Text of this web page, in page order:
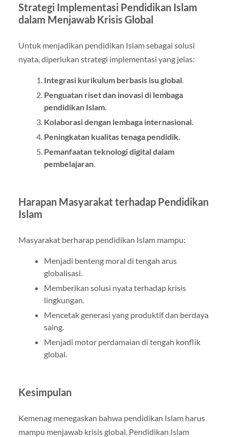
Strategi Implementasi Pendidikan Islam
dalam Menjawab Krisis Global
Untuk menjadikan pendidikan Islam sebagai solusi
nyata, diperlukan strategi implementasi yang jelas:
Integrasi kurikulum berbasis isu global.
Penguatan riset dan inovasi di lembaga
pendidikan Islam.
Kolaborasi dengan lembaga internasional.
Peningkatan kualitas tenaga pendidik.
Pemanfaatan teknologi digital dalam
pembelajaran.
Harapan Masyarakat terhadap Pendidikan
Islam
Masyarakat berharap pendidikan Islam mampu:
Menjadi benteng moral di tengah arus
globalisasi.
Memberikan solusi nyata terhadap krisis
lingkungan.
Mencetak generasi yang produktif dan berdaya
saing.
Menjadi motor perdamaian di tengah konflik
global.
Kesimpulan
Kemenag menegaskan bahwa pendidikan Islam harus
mampu menjawab krisis global. Pendidikan Islam